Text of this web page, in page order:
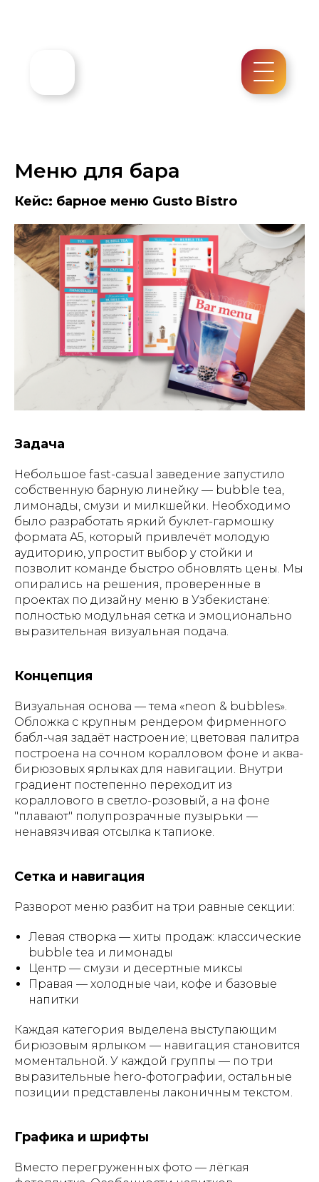
Меню для бара
Кейс: барное меню Gusto Bistro
Задача
Небольшое fast-casual заведение запустило
собственную барную линейку — bubble tea,
лимонады, смузи и милкшейки. Необходимо
было разработать яркий буклет-гармошку
формата A5, который привлечёт молодую
аудиторию, упростит выбор у стойки и
позволит команде быстро обновлять цены. Мы
опирались на решения, проверенные в
проектах по дизайну меню в Узбекистане:
полностью модульная сетка и эмоционально
выразительная визуальная подача.
Концепция
Визуальная основа — тема «neon & bubbles».
Обложка с крупным рендером фирменного
бабл-чая задаёт настроение; цветовая палитра
построена на сочном коралловом фоне и аква-
бирюзовых ярлыках для навигации. Внутри
градиент постепенно переходит из
кораллового в светло-розовый, а на фоне
"плавают" полупрозрачные пузырьки —
ненавязчивая отсылка к тапиоке.
Сетка и навигация
Разворот меню разбит на три равные секции:
Левая створка — хиты продаж: классические
bubble tea и лимонады
Центр — смузи и десертные миксы
Правая — холодные чаи, кофе и базовые
напитки
Каждая категория выделена выступающим
бирюзовым ярлыком — навигация становится
моментальной. У каждой группы — по три
выразительные hero-фотографии, остальные
позиции представлены лаконичным текстом.
Графика и шрифты
Вместо перегруженных фото — лёгкая